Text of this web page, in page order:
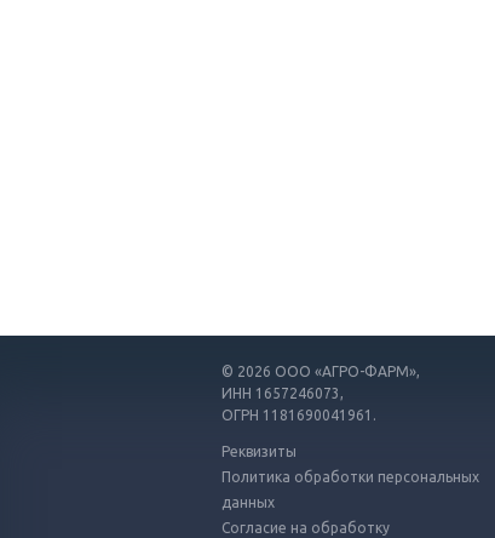
© 2026 ООО «АГРО-ФАРМ»,
ИНН 1657246073,
ОГРН 1181690041961.
Реквизиты
Политика обработки персональных
данных
Согласие на обработку